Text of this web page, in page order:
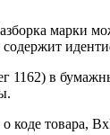
марки
в
товара,